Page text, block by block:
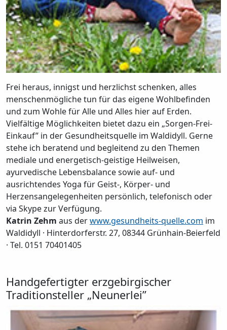
Frei heraus, innigst und herzlichst schenken, alles
menschenmögliche tun für das eigene Wohlbefinden
und zum Wohle für Alle und Alles hier auf Erden.
Vielfältige Möglichkeiten bietet dazu ein „Sorgen-Frei-
Einkauf” in der Gesundheitsquelle im Waldidyll. Gerne
stehe ich beratend und begleitend zu den Themen
mediale und energetisch-geistige Heilweisen,
ayurvedische Lebensbalance sowie auf- und
ausrichtendes Yoga für Geist-, Körper- und
Herzensangelegenheiten persönlich, telefonisch oder
via Skype zur Verfügung.
Katrin Zehm aus derwww.gesundheits-quelle.com im
Waldidyll · Hinterdorferstr. 27, 08344 Grünhain-Beierfeld
· Tel. 0151 70401405
Handgefertigter erzgebirgischer
Traditionsteller „Neunerlei”